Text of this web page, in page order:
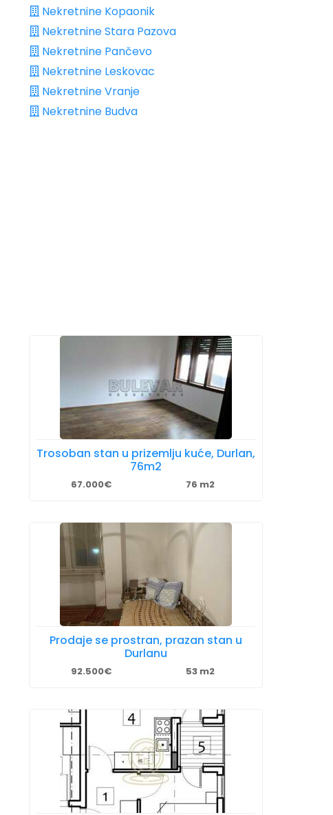
Nekretnine Kopaonik
Nekretnine Stara Pazova
Nekretnine Pančevo
Nekretnine Leskovac
Nekretnine Vranje
Nekretnine Budva
Trosoban stan u prizemlju kuće, Durlan,
76m2
67.000€ 76 m2
Prodaje se prostran, prazan stan u
Durlanu
92.500€ 53 m2